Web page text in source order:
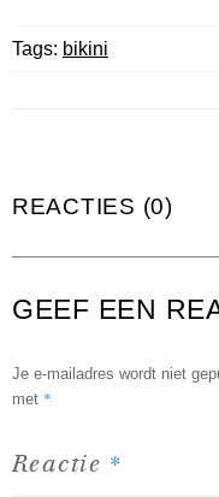
Tags: bikini
REACTIES (0)
GEEF EEN
Je e-mailadres wordt niet
met *
Reactie *